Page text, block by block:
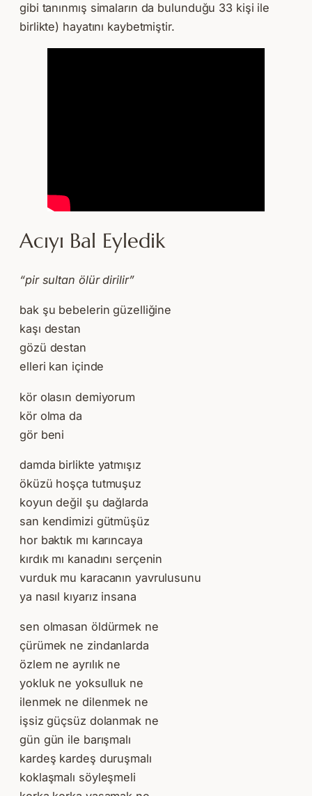
gibi tanınmış simaların da bulunduğu 33 kişi ile
birlikte) hayatını kaybetmiştir.
Acıyı Bal Eyledik
“pir sultan ölür dirilir”
bak şu bebelerin güzelliğine
kaşı destan
gözü destan
elleri kan içinde
kör olasın demiyorum
kör olma da
gör beni
damda birlikte yatmışız
öküzü hoşça tutmuşuz
koyun değil şu dağlarda
san kendimizi gütmüşüz
hor baktık mı karıncaya
kırdık mı kanadını serçenin
vurduk mu karacanın yavrulusunu
ya nasıl kıyarız insana
sen olmasan öldürmek ne
çürümek ne zindanlarda
özlem ne ayrılık ne
yokluk ne yoksulluk ne
ilenmek ne dilenmek ne
işsiz güçsüz dolanmak ne
gün gün ile barışmalı
kardeş kardeş duruşmalı
koklaşmalı söyleşmeli